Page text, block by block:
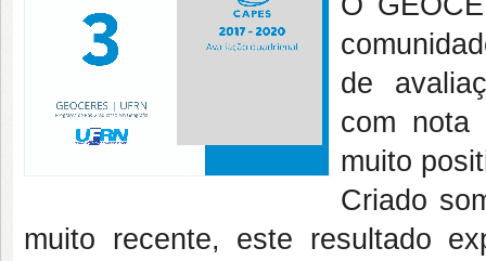
de
com nota
muito
Criado
muito recente, este resultado